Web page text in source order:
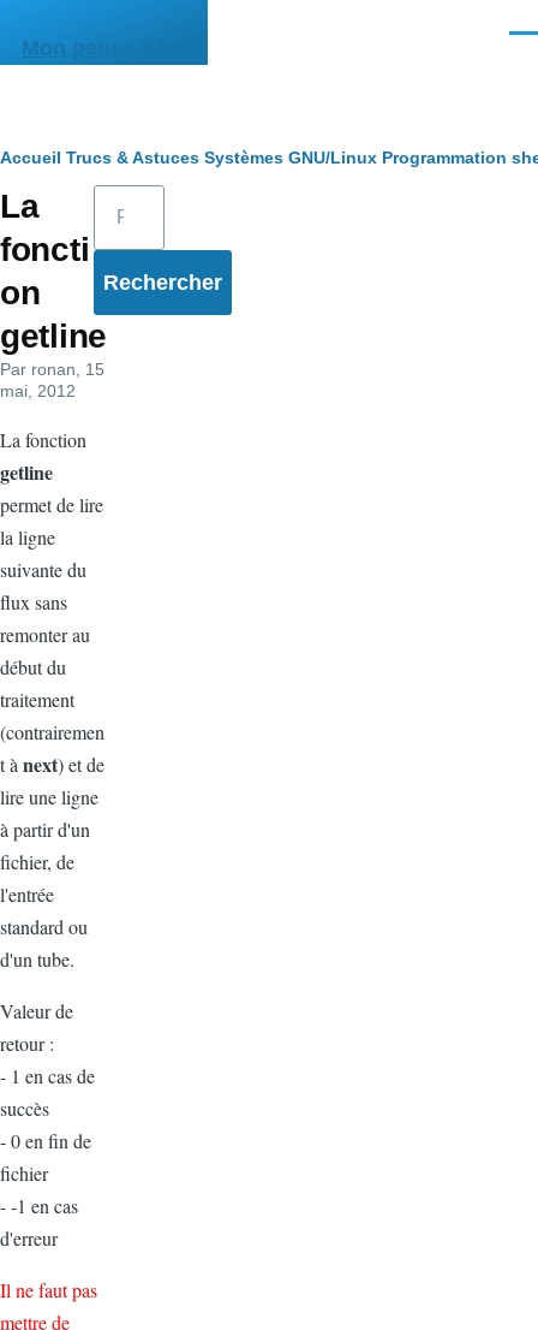
Mon pense-bête
Fil
d'Ariane
Accueil Trucs & Astuces Systèmes GNU/Linux Programmation
La
foncti
on
getline
Par ronan , 15
mai, 2012
La fonction
getline
permet de lire
la ligne
suivante du
flux sans
remonter au
début du
traitement
(contrairemen
t à next) et de
lire une ligne
à partir d'un
fichier, de
l'entrée
standard ou
d'un tube.
Valeur de
retour :
- 1 en cas de
succès
- 0 en fin de
fichier
- -1 en cas
d'erreur
Il ne faut pas
mettre de